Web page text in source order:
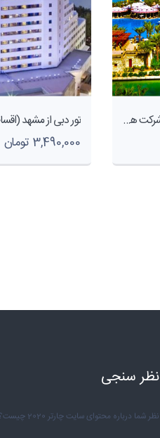
تور دبی از مشهد( اقساط دلخواه ) شرکت هواپیمایی پاژسیر مجری تور های قسطی از مشهد
3,490,000 تومان
نظر سنجی
نظر شما درباره محتوای سایت چارتر 2020 چیست؟